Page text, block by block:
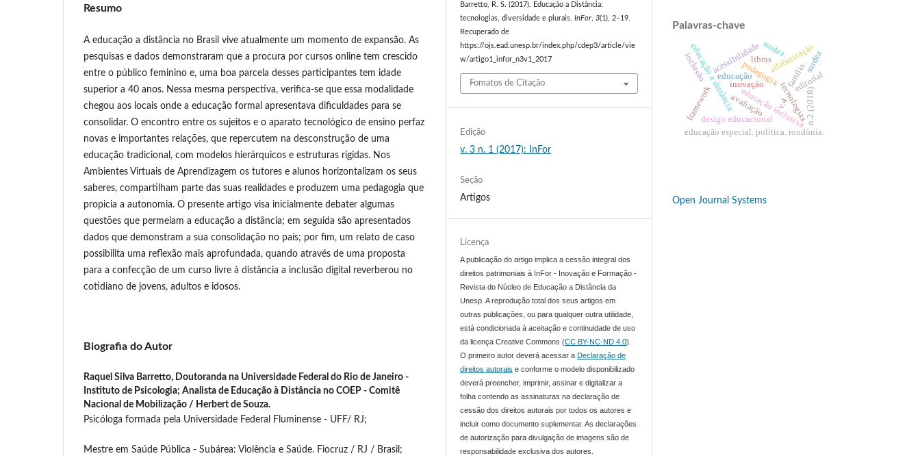
Resumo
A educação a distância no Brasil vive atualmente um momento de expansão. As
pesquisas e dados demonstraram que a procura por cursos online tem crescido
entre o público feminino e, uma boa parcela desses participantes tem idade
superior a 40 anos. Nessa mesma perspectiva, verifica-se que essa modalidade
chegou aos locais onde a educação formal apresentava dificuldades para se
consolidar. O encontro entre os sujeitos e o aparato tecnológico de ensino perfaz
novas e importantes relações, que repercutem na desconstrução de uma
educação tradicional, com modelos hierárquicos e estruturas rígidas. Nos
Ambientes Virtuais de Aprendizagem os tutores e alunos horizontalizam os seus
saberes, compartilham parte das suas realidades e produzem uma pedagogia que
propicia a autonomia. O presente artigo visa inicialmente debater algumas
questões que permeiam a educação a distância; em seguida são apresentados
dados que demonstram a sua consolidação no país; por fim, um relato de caso
possibilita uma reflexão mais aprofundada, quando através de uma proposta
para a confecção de um curso livre à distância a inclusão digital reverberou no
cotidiano de jovens, adultos e idosos.
Biografia do Autor
Raquel Silva Barretto, Doutoranda na Universidade Federal do Rio de Janeiro -
Instituto de Psicologia; Analista de Educação à Distância no COEP - Comitê
Nacional de Mobilização / Herbert de Souza.
Psicóloga formada pela Universidade Federal Fluminense - UFF/ RJ;
Mestre em Saúde Pública - Subárea: Violência e Saúde. Fiocruz / RJ / Brasil;
Barretto, R. S. (2017). Educação a Distância:
tecnologias, diversidade e plurais.InFor ,3(1), 2–19.
Recuperado de
https://ojs.ead.unesp.br/index.php/cdep3/article/vie
w/artigo1_infor_n3v1_2017
Fomatos de Citação
Edição
v. 3 n. 1 (2017): InFor
Seção
Artigos
Licença
A publicação do artigo implica a cessão integral dos
direitos patrimoniais à InFor - Inovação e Formação -
Revista do Núcleo de Educação a Distância da
Unesp. A reprodução total dos seus artigos em
outras publicações, ou para qualquer outra utilidade,
está condicionada à aceitação e continuidade de uso
da licença Creative Commons (CC BY-NC-ND 4.0).
O primeiro autor deverá acessar aDeclaração de
direitos autorais e conforme o modelo disponibilizado
deverá preencher, imprimir, assinar e digitalizar a
folha contendo as assinaturas na declaração de
cessão dos direitos autorais por todos os autores e
incluir como documento suplementar. As declarações
de autorização para divulgação de imagens são de
responsabilidade exclusiva dos autores.
Palavras-chave
educação
educação a distânciaeducação inclusiva
acessibilidade
frameworkdesign educacional
educação especial. política. rondônia.
tecnologias
inovação
avaliação
pedagogia editorial
v.4 n.2 (2018)
libras
família.
alfabetização
surdez.
inclusão surdez
Open Journal Systems